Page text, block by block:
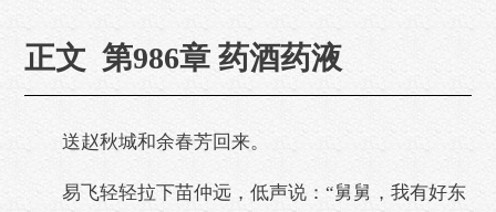
正文 第986章 药酒药液
送赵秋城和余春芳回来。
易飞轻轻拉下苗仲远，低声说：“舅舅，我有好东